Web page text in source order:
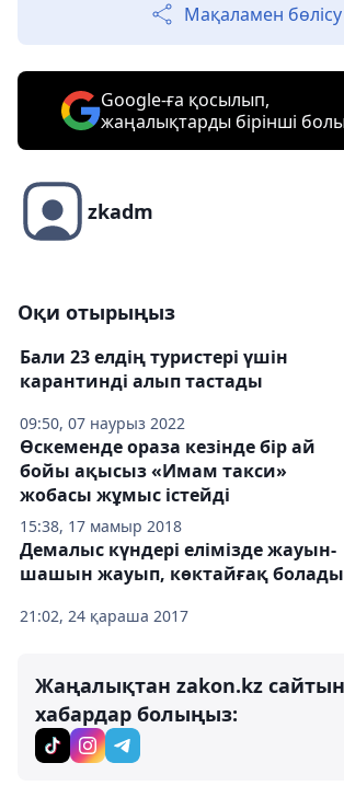
Мақаламен бөлісу
Google-ға қосылып,
жаңалықтарды бірінші
zkadm
Оқи отырыңыз
09:50, 07 наурыз 2022
Бали 23 елдің туристері үшін
карантинді алып тастады
15:38, 17 мамыр 2018
Өскеменде ораза кезінде бір ай
бойы ақысыз «Имам такси»
жобасы жұмыс істейді
21:02, 24 қараша 2017
Демалыс күндері елімізде жауын-
шашын жауып, көктайғақ болады
Жаңалықтан zakon.kz
хабардар болыңыз: